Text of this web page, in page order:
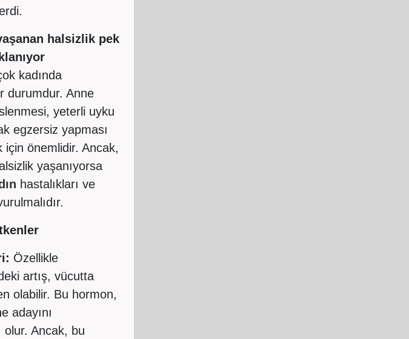
halsizlik pek
kadında
durumdur. Anne
yeterli uyku
egzersiz yapması
için önemlidir. Ancak,
yaşanıyorsa
hastalıkları ve
Özellikle
artış, vücutta
olabilir. Bu hormon,
adayını
olur. Ancak, bu